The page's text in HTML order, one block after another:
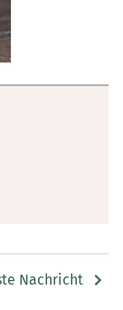
Nachricht